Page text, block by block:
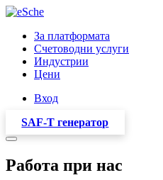
За платформата
Счетоводни услуги
Индустрии
Цени
Вход
SAF-T генератор
Работа при нас